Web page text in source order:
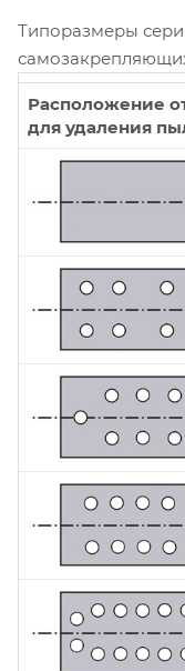
Типоразмеры
Расположение
для удаления